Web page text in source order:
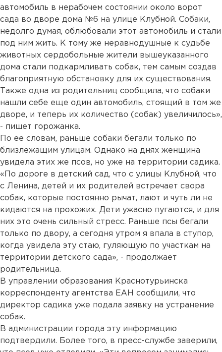
автомобиль в нерабочем состоянии около ворот
сада во дворе дома №6 на улице Клубной. Собаки,
недолго думая, облюбовали этот автомобиль и стали
под ним жить. К тому же неравнодушные к судьбе
животных сердобольные жители вышеуказанного
дома стали подкармливать собак, тем самым создав
благоприятную обстановку для их существования.
Также одна из родительниц сообщила, что собаки
нашли себе еще один автомобиль, стоящий в том же
дворе, и теперь их количество (собак) увеличилось»,
- пишет горожанка.
По ее словам, раньше собаки бегали только по
близлежащим улицам. Однако на днях женщина
увидела этих же псов, но уже на территории садика.
«По дороге в детский сад, что с улицы Клубной, что
с Ленина, детей и их родителей встречает свора
собак, которые постоянно рычат, лают и чуть ли не
кидаются на прохожих. Дети ужасно пугаются, и для
них это очень сильный стресс. Раньше псы бегали
только по двору, а сегодня утром я впала в ступор,
когда увидела эту стаю, гуляющую по участкам на
территории детского сада», - продолжает
родительница.
В управлении образования Краснотурьинска
корреспонденту агентства ЕАН сообщили, что
директор садика уже подала заявку на устранение
собак.
В администрации города эту информацию
подтвердили. Более того, в пресс-службе заверили,